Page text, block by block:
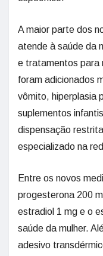
A maior parte dos
atende à saúde da
e tratamentos para
foram adicionados
vômito, hiperplasia
suplementos
dispensação
especializado na
Entre os novos
progesterona 200
estradiol 1 mg e o
saúde da mulher.
adesivo